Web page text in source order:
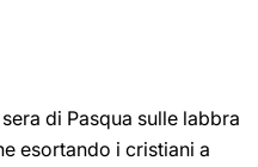
di Pasqua sulle labbra
esortando i cristiani a